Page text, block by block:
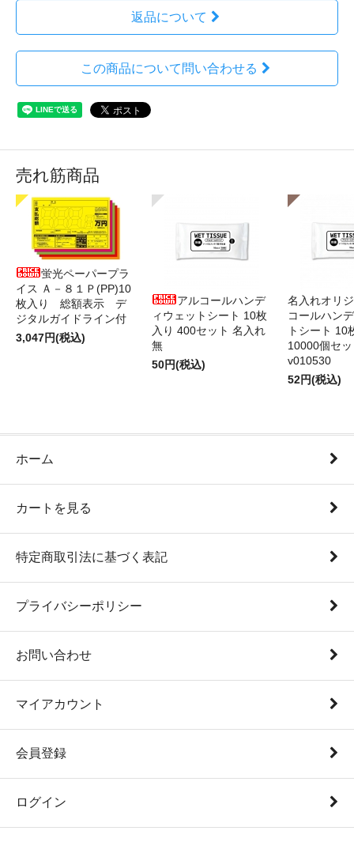
返品について
この商品について問い合わせる
売れ筋商品
蛍光ペーパープラ
イス Ａ－８１Ｐ(PP)10
枚入り 総額表示 デ
ジタルガイドライン付
3,047円(税込)
アルコールハンデ
ィウェットシート 10枚
入り 400セット 名入れ
無
50円(税込)
名入れオリ
コールハン
トシート 10
10000個セ
v010530
52円(税込)
ホーム
カートを見る
特定商取引法に基づく表記
プライバシーポリシー
お問い合わせ
マイアカウント
会員登録
ログイン